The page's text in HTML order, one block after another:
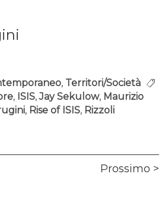
, Territori/Società
, ISIS, Jay Sekulow, Maurizio
, Rise of ISIS, Rizzoli
Prossimo